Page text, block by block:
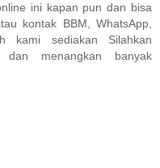
ini kapan pun dan bisa
kontak BBM, WhatsApp,
kami sediakan Silahkan
menangkan banyak